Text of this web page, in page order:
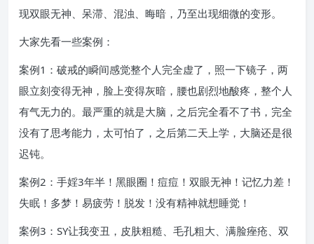
现双眼无神、呆滞、混浊、晦暗，乃至出现细微的变形。
大家先看一些案例：
案例1：破戒的瞬间感觉整个人完全虚了，照一下镜子，两
眼立刻变得无神，脸上变得灰暗，腰也剧烈地酸疼，整个人
有气无力的。最严重的就是大脑，之后完全看不了书，完全
没有了思考能力，太可怕了，之后第二天上学，大脑还是很
迟钝。
案例2：手婬3年半！黑眼圈！痘痘！双眼无神！记忆力差！
失眠！多梦！易疲劳！脱发！没有精神就想睡觉！
案例3：SY让我变丑，皮肤粗糙、毛孔粗大、满脸痤疮、双